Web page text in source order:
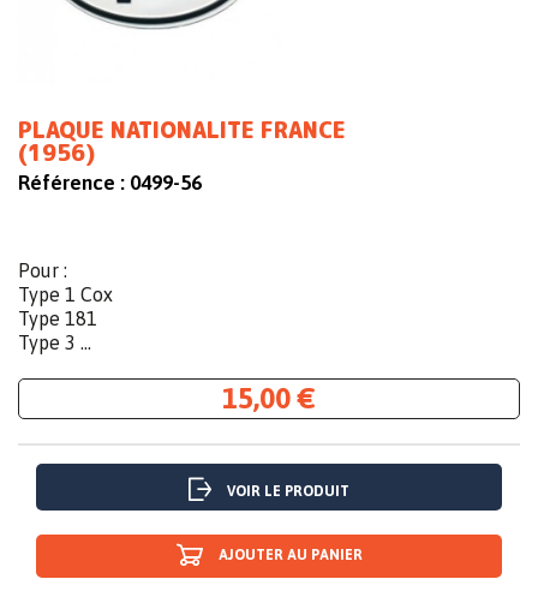
PLAQUE NATIONALITE FRANCE
(1956)
Référence : 0499-56
Pour :
Type 1 Cox
Type 181
Type 3 ...
15,00 €
VOIR LE PRODUIT
AJOUTER AU PANIER